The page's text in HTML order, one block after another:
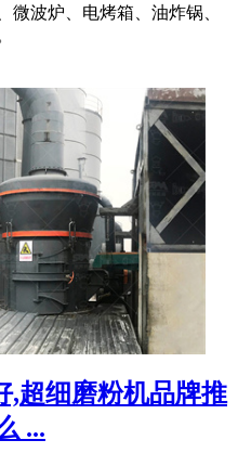
微波炉、电烤箱、油炸锅、
,超细磨粉机品牌推
...